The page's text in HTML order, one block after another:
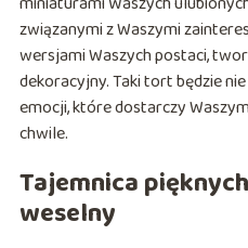
związanymi z Waszymi
wersjami Waszych postaci,
dekoracyjny. Taki tort będzie
emocji, które dostarczy
chwile.
Tajemnica
weselny